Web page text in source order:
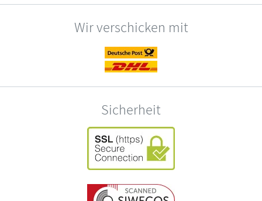
Wir verschicken mit
Sicherheit